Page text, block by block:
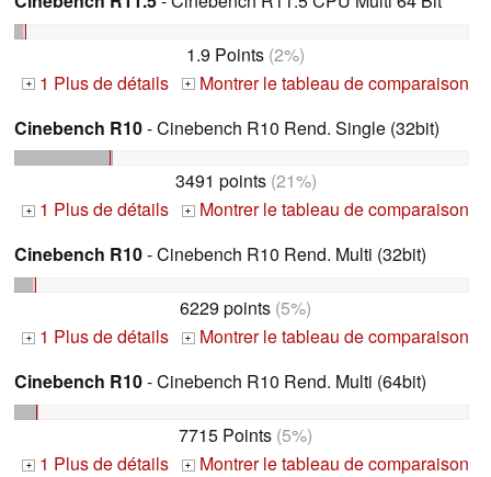
1.9 Points (2%)
+ 1 Plus de détails + Montrer le tableau de comparaison
Cinebench R10- Cinebench R10 Rend. Single (32bit)
3491 points(21%)
+ 1 Plus de détails + Montrer le tableau de comparaison
Cinebench R10- Cinebench R10 Rend. Multi (32bit)
6229 points (5%)
+ 1 Plus de détails + Montrer le tableau de comparaison
Cinebench R10- Cinebench R10 Rend. Multi (64bit)
7715 Points (5%)
+ 1 Plus de détails + Montrer le tableau de comparaison